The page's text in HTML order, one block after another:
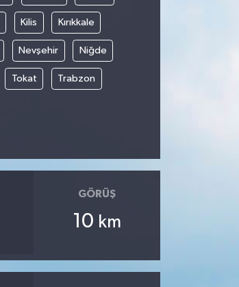
Kilis Kırıkkale
Nevşehir Niğde
Tokat Trabzon
GÖRÜŞ
10 km